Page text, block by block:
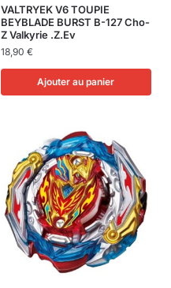
VALTRYEK V6 TOUPIE
BEYBLADE BURST B-127 Cho-
Z Valkyrie .Z.Ev
18,90 €
Ajouter au panier